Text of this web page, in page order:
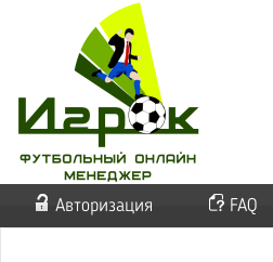
Авторизация FAQ